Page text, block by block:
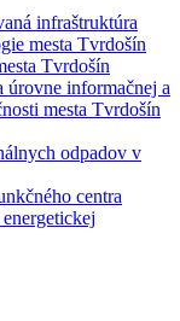
infraštruktúra
mesta Tvrdošín
Tvrdošín
úrovne informačnej a
mesta Tvrdošín
odpadov v
centra